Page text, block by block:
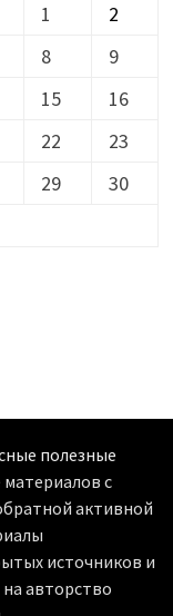
1
2
8
9
15
16
22
23
29
30
полезные
с
активной
источников и
авторство